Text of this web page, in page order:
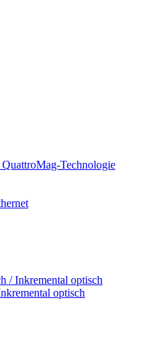
Technologie
/ Inkremental optisch
optisch